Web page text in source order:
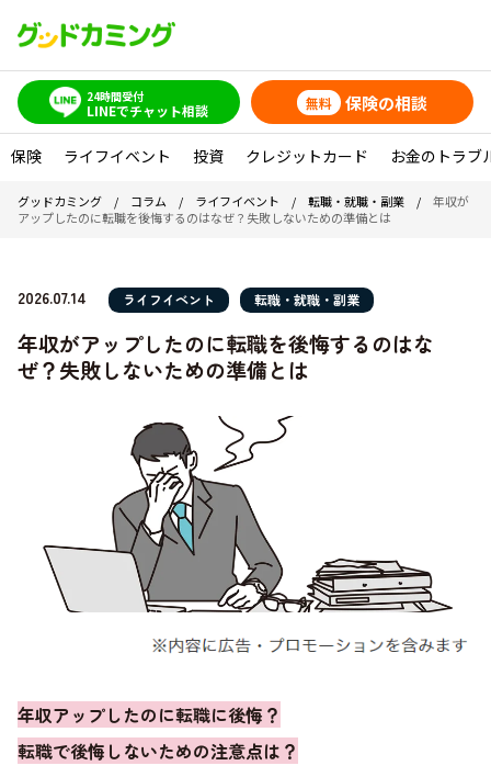
24時間受付
LINEでチャット相談 無料 保険の相談
保険 ライフイベント 投資 クレジットカード お金のトラブ
グッドカミング / コラム / ライフイベント / 転職・就職・副業 / 年収が
アップしたのに転職を後悔するのはなぜ？失敗しないための準備とは
2026.07.14 ライフイベント 転職・就職・副業
年収がアップしたのに転職を後悔するのはな
ぜ？失敗しないための準備とは
年収アップしたのに転職に後悔？
転職で後悔しないための注意点は？